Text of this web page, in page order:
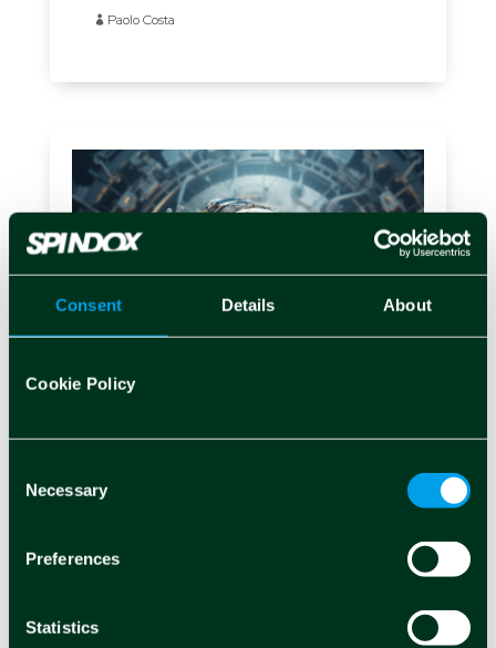
Consent Details About
Cookie Policy
Selection
Necessary
Preferences
Statistics
Paolo Costa
Attualità
bene!